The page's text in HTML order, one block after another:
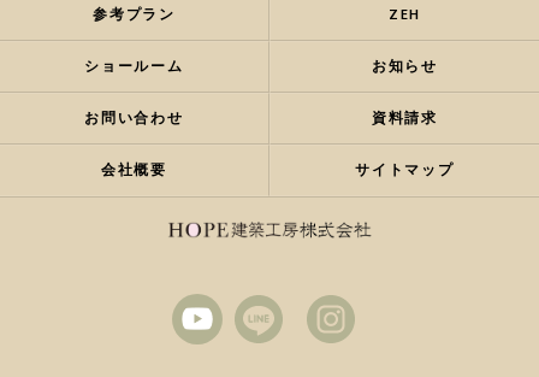
参考プラン ZEH
ショールーム お知らせ
お問い合わせ 資料請求
会社概要 サイトマップ